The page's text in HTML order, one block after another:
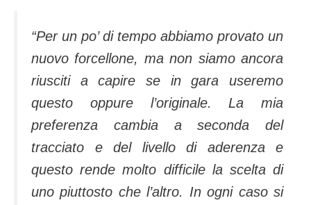
“Per un po’ di tempo abbiamo provato un
nuovo forcellone, ma non siamo ancora
riusciti a capire se in gara useremo
questo oppure l’originale. La mia
preferenza cambia a seconda del
tracciato e del livello di aderenza e
questo rende molto difficile la scelta di
uno piuttosto che l’altro. In ogni caso si